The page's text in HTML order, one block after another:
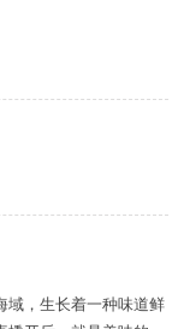
，柔绵如锦缎，...
域，生长着一种味道鲜